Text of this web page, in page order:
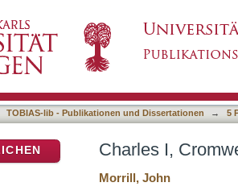
TOBIAS-lib - Publikationen und Dissertationen → 5
Charles I,
Morrill, John